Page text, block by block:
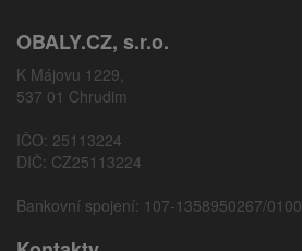
OBALY.CZ, s.r.o.
K Májovu 1229,
537 01 Chrudim
IČO: 25113224
DIČ: CZ25113224
Bankovní spojení: 107-1358950267/0100